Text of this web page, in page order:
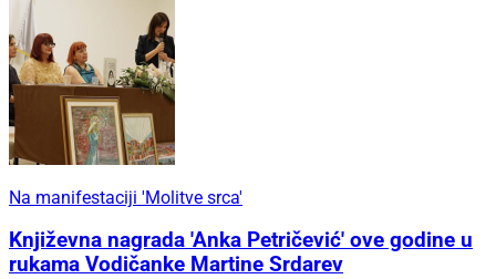
Na manifestaciji 'Molitve srca'
Književna nagrada 'Anka Petričević' ove godine u
rukama Vodičanke Martine Srdarev